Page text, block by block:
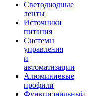
Светодиодные
ленты
Источники
питания
Системы
управления
и
автоматизации
Алюминиевые
профили
Функциональный